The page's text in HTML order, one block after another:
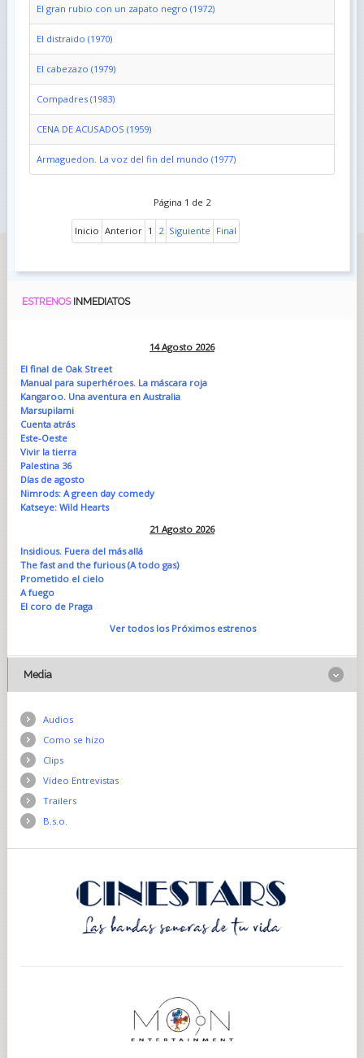
El gran rubio con un zapato negro (1972)
El distraido (1970)
El cabezazo (1979)
Compadres (1983)
CENA DE ACUSADOS (1959)
Armaguedon. La voz del fin del mundo (1977)
Página 1 de 2
Inicio Anterior 1 2 Siguiente Final
ESTRENOS INMEDIATOS
14 Agosto 2026
El final de Oak Street
Manual para superhéroes. La máscara roja
Kangaroo. Una aventura en Australia
Marsupilami
Cuenta atrás
Este-Oeste
Vivir la tierra
Palestina 36
Días de agosto
Nimrods: A green day comedy
Katseye: Wild Hearts
21 Agosto 2026
Insidious. Fuera del más allá
The fast and the furious (A todo gas)
Prometido el cielo
A fuego
El coro de Praga
Ver todos los Próximos estrenos
Media
Audios
Como se hizo
Clips
Vídeo Entrevistas
Trailers
B.s.o.